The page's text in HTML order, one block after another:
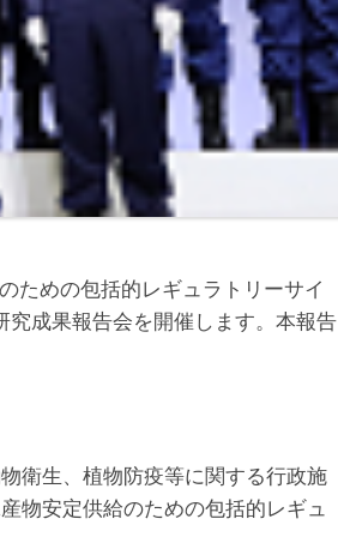
ための包括的レギュラトリーサイ
成果報告会を開催します。本報告
衛生、植物防疫等に関する行政施
物安定供給のための包括的レギュ